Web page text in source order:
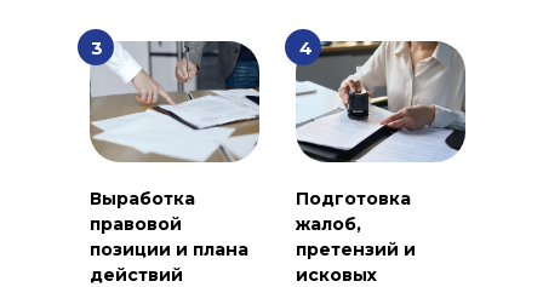
Выработка
правовой
позиции и плана
действий
Подготовка
жалоб,
претензий и
исковых
3 4